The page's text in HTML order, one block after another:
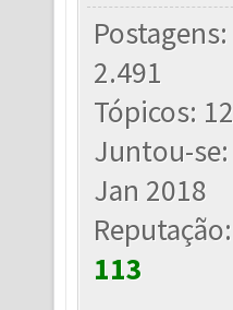
Postagens:
2.491
Tópicos: 12
Juntou-se:
Jan 2018
Reputação:
113